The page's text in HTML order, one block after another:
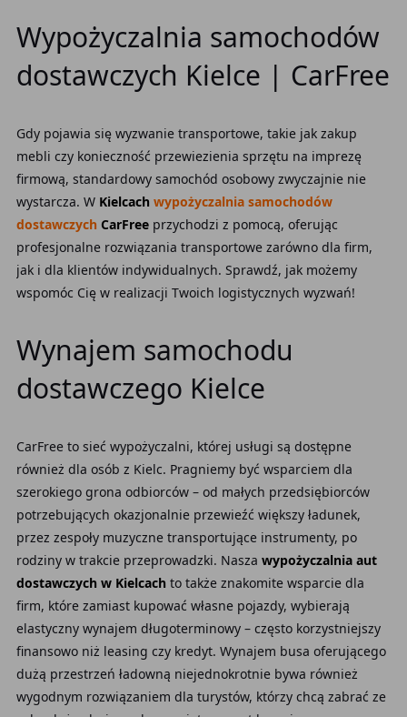
Wypożyczalnia samochodów
dostawczych Kielce | CarFree
Gdy pojawia się wyzwanie transportowe, takie jak zakup
mebli czy konieczność przewiezienia sprzętu na imprezę
firmową, standardowy samochód osobowy zwyczajnie nie
wystarcza. W Kielcach wypożyczalnia samochodów
dostawczych CarFree przychodzi z pomocą, oferując
profesjonalne rozwiązania transportowe zarówno dla firm,
jak i dla klientów indywidualnych. Sprawdź, jak możemy
wspomóc Cię w realizacji Twoich logistycznych wyzwań!
Wynajem samochodu
dostawczego Kielce
CarFree to sieć wypożyczalni, której usługi są dostępne
również dla osób z Kielc. Pragniemy być wsparciem dla
szerokiego grona odbiorców – od małych przedsiębiorców
potrzebujących okazjonalnie przewieźć większy ładunek,
przez zespoły muzyczne transportujące instrumenty, po
rodziny w trakcie przeprowadzki. Nasza wypożyczalnia aut
dostawczych w Kielcach to także znakomite wsparcie dla
firm, które zamiast kupować własne pojazdy, wybierają
elastyczny wynajem długoterminowy – często korzystniejszy
finansowo niż leasing czy kredyt. Wynajem busa oferującego
dużą przestrzeń ładowną niejednokrotnie bywa również
wygodnym rozwiązaniem dla turystów, którzy chcą zabrać ze